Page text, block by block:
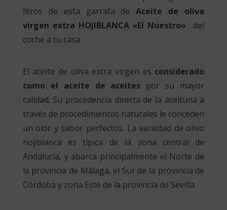
litros de esta garrafa deAceite de oliva
virgen extra HOJIBLANCA «El Nuestro» del
coche a tu casa.
El aceite de oliva extra virgen es considerado
como el aceite de aceites por su mayor
calidad. Su procedencia directa de la aceituna a
través de procedimientos naturales le conceden
un olor y sabor perfectos. La variedad de olivo
hojiblanca es típica de la zona central de
Andalucía, y abarca principalmente el Norte de
la provincia de Málaga, el Sur de la provincia de
Córdoba y zona Este de la provincia de Sevilla.